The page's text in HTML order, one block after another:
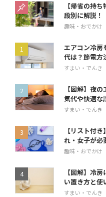
【帰省の持
段別に解説！
趣味・おでかけ
エアコン冷房
代は？節電方
すまい・でんき
【図解】夜
気代や快適な
すまい・でんき
【リスト付
れ・女子が必
趣味・おでかけ
【図解】冷
い置き方と使
すまい・でんき